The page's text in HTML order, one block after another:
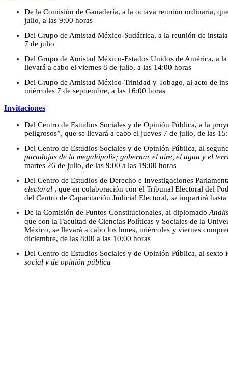
De la Comisión de Ganadería, a la octava reunión ordinaria,
julio, a las 9:00 horas
Del Grupo de Amistad México-Sudáfrica, a la reunión de
7 de julio
Del Grupo de Amistad México-Estados Unidos de América, a
llevará a cabo el viernes 8 de julio, a las 14:00 horas
Del Grupo de Amistad México-Trinidad y Tobago, al acto de
miércoles 7 de septiembre, a las 16:00 horas
Invitaciones
Del Centro de Estudios Sociales y de Opinión Pública, a la
peligrosos”, que se llevará a cabo el jueves 7 de julio, de las
Del Centro de Estudios Sociales y de Opinión Pública, al
paradojas de la megalópolis; gobernar el aire, el agua y el
martes 26 de julio, de las 9:00 a las 19:00 horas
Del Centro de Estudios de Derecho e Investigaciones
electoral , que en colaboración con el Tribunal Electoral del
del Centro de Capacitación Judicial Electoral, se impartirá
De la Comisión de Puntos Constitucionales, al diplomado
que con la Facultad de Ciencias Políticas y Sociales de la
México, se llevará a cabo los lunes, miércoles y viernes
diciembre, de las 8:00 a las 10:00 horas
Del Centro de Estudios Sociales y de Opinión Pública, al sexto
social y de opinión pública